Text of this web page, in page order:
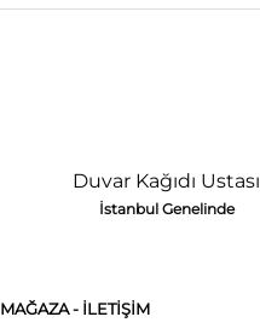
Duvar Kağıdı Ustası
İstanbul Genelinde
MAĞAZA - ILETIŞIM